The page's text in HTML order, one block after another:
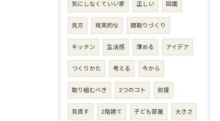
気にしなくていい家 正しい 図面
見方 現実的な 間取りづくり
キッチン 生活感 薄める アイデア
つくりかた 考える 今から
取り組むべき 2つのコト 前提
見直す 2階建て 子ども部屋 大きさ